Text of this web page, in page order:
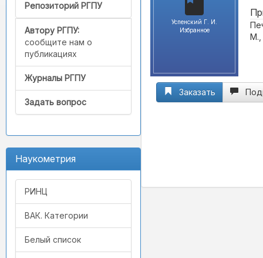
Репозиторий РГПУ
Автору РГПУ:
сообщите нам о
публикациях
Журналы РГПУ
Задать вопрос
Наукометрия
РИНЦ
ВАК. Категории
Белый список
Успенский Г. И.
Избранное
М.,
Заказать